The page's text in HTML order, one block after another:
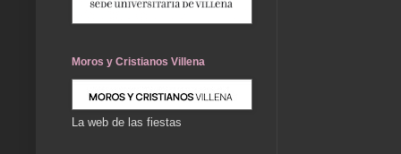
Moros y Cristianos Villena
La web de las fiestas